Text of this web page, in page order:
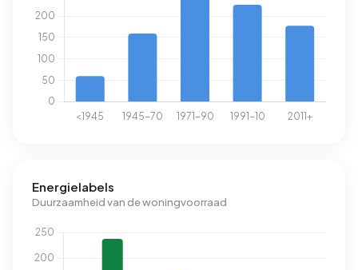
Energielabels
Duurzaamheid van de woningvoorraad